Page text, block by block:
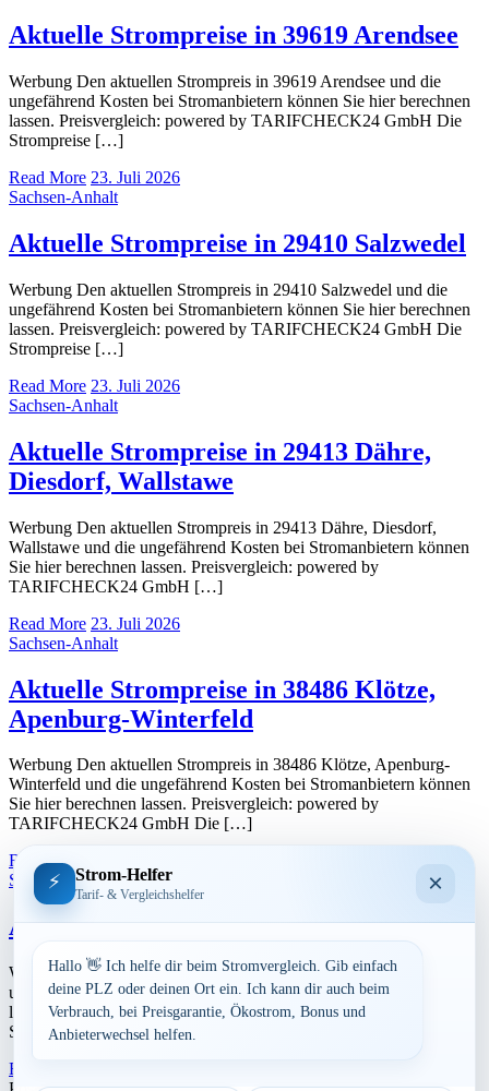
Aktuelle Strompreise in 39619 Arendsee
Werbung Den aktuellen Strompreis in 39619 Arendsee und die
ungefährend Kosten bei Stromanbietern können Sie hier berechnen
lassen. Preisvergleich: powered by TARIFCHECK24 GmbH Die
Strompreise […]
Read More 23. Juli 2026
Sachsen-Anhalt
Aktuelle Strompreise in 29410 Salzwedel
Werbung Den aktuellen Strompreis in 29410 Salzwedel und die
ungefährend Kosten bei Stromanbietern können Sie hier berechnen
lassen. Preisvergleich: powered by TARIFCHECK24 GmbH Die
Strompreise […]
Read More 23. Juli 2026
Sachsen-Anhalt
Aktuelle Strompreise in 29413 Dähre,
Diesdorf, Wallstawe
Werbung Den aktuellen Strompreis in 29413 Dähre, Diesdorf,
Wallstawe und die ungefährend Kosten bei Stromanbietern können
Sie hier berechnen lassen. Preisvergleich: powered by
TARIFCHECK24 GmbH […]
Read More 23. Juli 2026
Sachsen-Anhalt
Aktuelle Strompreise in 38486 Klötze,
Apenburg-Winterfeld
Werbung Den aktuellen Strompreis in 38486 Klötze, Apenburg-
Winterfeld und die ungefährend Kosten bei Stromanbietern können
Sie hier berechnen lassen. Preisvergleich: powered by
TARIFCHECK24 GmbH Die […]
Read More
Sachsen-Anhalt
Aktuelle Strompreise in 39624 Kalbe
Werbung Den aktuellen Strompreis in 39624 Kalbe und die
ungefährend Kosten bei Stromanbietern können Sie hier berechnen
lassen. Preisvergleich: powered by TARIFCHECK24 GmbH Die
Strompreise […]
Read More
⚡ Strom-Helfer
Tarif- & Vergleichshelfer ×
Hallo 👋 Ich helfe dir beim Stromvergleich. Gib einfach
deine PLZ oder deinen Ort ein. Ich kann dir auch beim
Verbrauch, bei Preisgarantie, Ökostrom, Bonus und
Anbieterwechsel helfen.